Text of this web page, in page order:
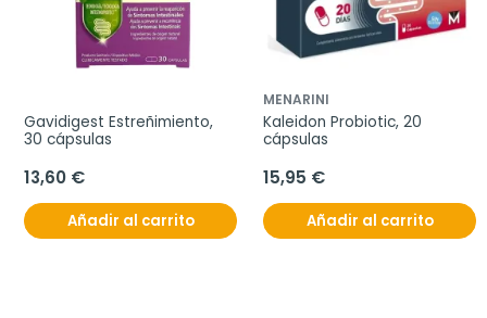
Gavidigest Estreñimiento,
30 cápsulas
13,60 €
Añadir al carrito
MENARINI
Kaleidon Probiotic, 20
cápsulas
15,95 €
Añadir al carrito